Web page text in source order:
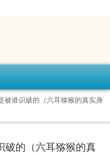
被谁识破的（六耳猕猴的真实身
破的（六耳猕猴的真